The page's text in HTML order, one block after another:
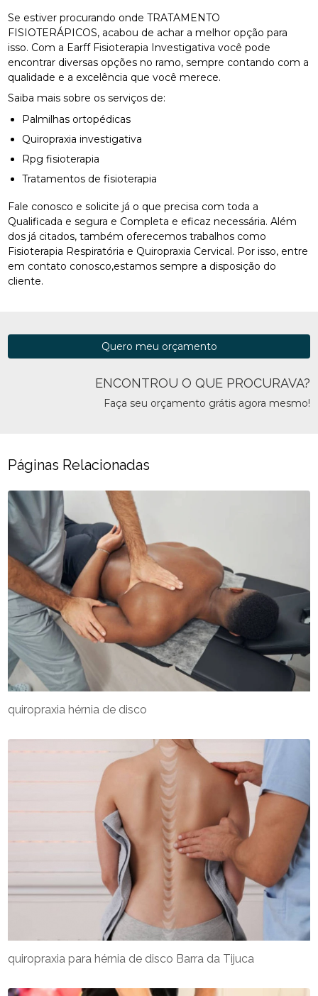
Se estiver procurando onde TRATAMENTO
FISIOTERÁPICOS, acabou de achar a melhor opção para
isso. Com a Earff Fisioterapia Investigativa você pode
encontrar diversas opções no ramo, sempre contando com a
qualidade e a excelência que você merece.
Saiba mais sobre os serviços de:
Palmilhas ortopédicas
Quiropraxia investigativa
Rpg fisioterapia
Tratamentos de fisioterapia
Fale conosco e solicite já o que precisa com toda a
Qualificada e segura e Completa e eficaz necessária. Além
dos já citados, também oferecemos trabalhos como
Fisioterapia Respiratória e Quiropraxia Cervical. Por isso, entre
em contato conosco,estamos sempre a disposição do
cliente.
ENCONTROU O QUE PROCURAVA?
Faça seu orçamento grátis agora mesmo!
Quero meu orçamento
Páginas Relacionadas
quiropraxia para hérnia de disco Barra da Tijuca
quiropraxia hérnia de disco